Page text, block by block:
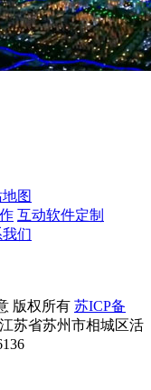
图
互动软件定制
们
版权所有 苏ICP备
苏省苏州市相城区活